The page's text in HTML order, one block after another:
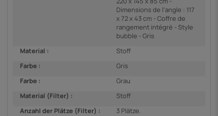
Dimensions de l'angle : 117
x 72 x 43 cm - Coffre de
rangement intégré - Style
bubble - Gris
Material :
Stoff
Farbe :
Gris
Farbe :
Grau
Material (Filter) :
Stoff
Anzahl der Plätze (Filter) :
3 Plätze.